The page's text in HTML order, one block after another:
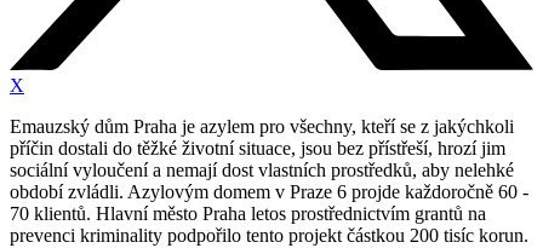
X
Emauzský dům Praha je azylem pro všechny, kteří se z jakýchkoli
příčin dostali do těžké životní situace, jsou bez přístřeší, hrozí jim
sociální vyloučení a nemají dost vlastních prostředků, aby nelehké
období zvládli. Azylovým domem v Praze 6 projde každoročně 60 -
70 klientů. Hlavní město Praha letos prostřednictvím grantů na
prevenci kriminality podpořilo tento projekt částkou 200 tisíc korun.